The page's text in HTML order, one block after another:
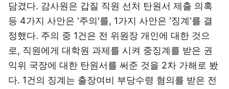
담겼다. 감사원은 갑질 직원 선처 탄원서 제출 의혹
등 4가지 사안은 '주의'를, 1가지 사안은 '징계'를 결
정했다. 주의 중 1건은 전 위원장 개인에 대한 것으
로, 직원에게 대학원 과제를 시켜 중징계를 받은 권
익위 국장에 대한 탄원서를 써준 것을 2차 가해로 봤
다. 1건의 징계는 출장여비 부당수령 혐의를 받은 전